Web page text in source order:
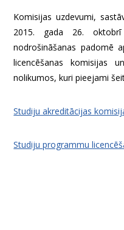
Komisijas uzdevumi,
2015. gada 26. oktobrī
nodrošināšanas padomē
licencēšanas komisijas
nolikumos, kuri pieejami
Studiju akreditācijas
Studiju programmu